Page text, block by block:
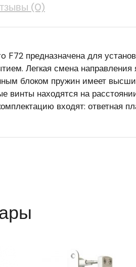
(0)
F72 предназначена для
Легкая смена
блоком пружин имеет
винты находятся на
входят: ответная